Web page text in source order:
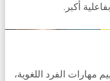
أكبر.
مهارات الفرد اللغوية،